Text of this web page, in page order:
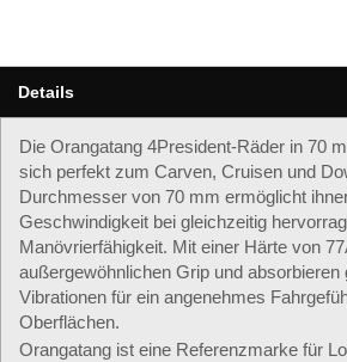
Details
Die Orangatang 4President-Räder in 70
sich perfekt zum Carven, Cruisen und
Durchmesser von 70 mm ermöglicht
Geschwindigkeit bei gleichzeitig
Manövrierfähigkeit. Mit einer Härte von
außergewöhnlichen Grip und absorbieren
Vibrationen für ein angenehmes
Oberflächen.
Orangatang ist eine Referenzmarke für